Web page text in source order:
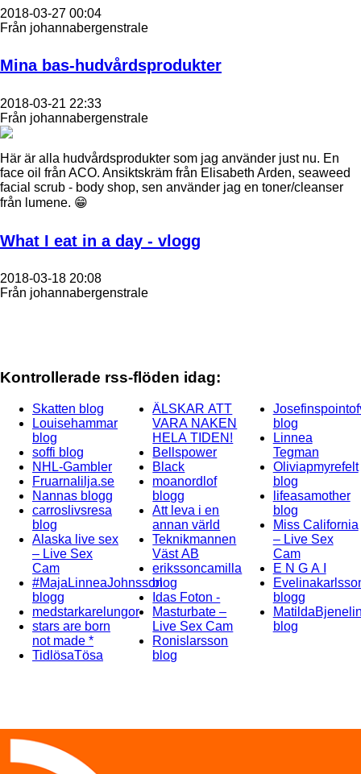
2018-03-27 00:04
Från johannabergenstrale
Mina bas-hudvårdsprodukter
2018-03-21 22:33
Från johannabergenstrale
Här är alla hudvårdsprodukter som jag använder just nu. En
face oil från ACO. Ansiktskräm från Elisabeth Arden, seaweed
facial scrub - body shop, sen använder jag en toner/cleanser
från lumene. 😁
What I eat in a day - vlogg
2018-03-18 20:08
Från johannabergenstrale
Kontrollerade rss-flöden idag:
Skatten blog
Louisehammar
blog
soffi blog
NHL-Gambler
Fruarnalilja.se
Nannas blogg
carroslivsresa
blog
Alaska live sex
– Live Sex
Cam
#MajaLinneaJohnsson
blogg
medstarkarelungor
stars are born
not made *
TidlösaTösa
ÄLSKAR ATT
VARA NAKEN
HELA TIDEN!
Bellspower
Black
moanordlof
blogg
Att leva i en
annan värld
Teknikmannen
Väst AB
erikssoncamilla
blog
Idas Foton -
Masturbate –
Live Sex Cam
Ronislarsson
blog
blog
Linnea
Tegman
Oliviapmyrefelt
blog
lifeasamother
blog
Miss California
– Live Sex
Cam
E N G A I
blogg
blog